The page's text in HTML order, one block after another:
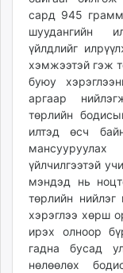
сард 945
шуудангийн
үйлдлийг
хэмжээтэй гэж
буюу
аргаар
төрлийн
илтэд өсч
үйлчилгээтэй
мэндэд нь
төрлийн
хэрэглээ хөрш
ирэх олноор
гадна бусад
нөлөөлөх